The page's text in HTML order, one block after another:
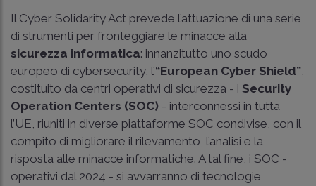
Il Cyber Solidarity Act prevede l’attuazione di una serie
di strumenti per fronteggiare le minacce alla
sicurezza informatica: innanzitutto uno scudo
europeo di cybersecurity, l’“European Cyber Shield”
costituito da centri operativi di sicurezza - i Security
Operation Centers (SOC) - interconnessi in tutta
l’UE, riuniti in diverse piattaforme SOC condivise, con il
compito di migliorare il rilevamento, l’analisi e la
risposta alle minacce informatiche. A tal fine, i SOC -
operativi dal 2024 - si avvarranno di tecnologie